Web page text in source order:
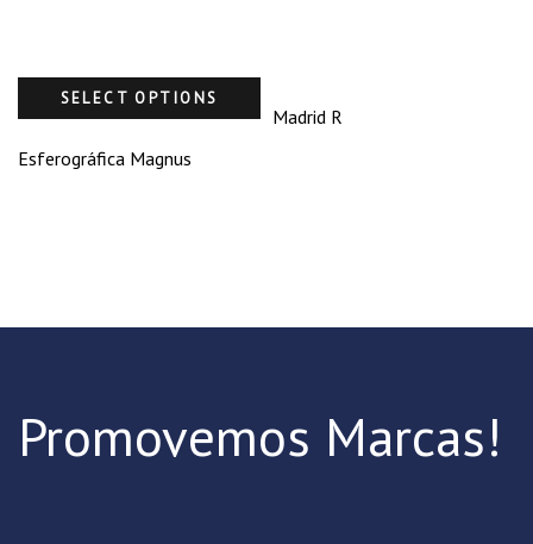
SELECT OPTIONS
Esferográfica Magnus
Madrid R
Promovemos Marcas!